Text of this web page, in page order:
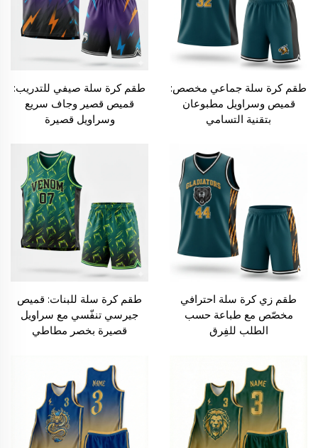
طقم كرة سلة جماعي مخصص:
قميص وسراويل مطبوعان
بتقنية التسامي
طقم كرة سلة صيفي للتدريب:
قميص قصير وجاف سريع
وسراويل قصيرة
طقم زي كرة سلة احترافي
مخصّص مع طباعة حسب
الطلب للفِرق
طقم كرة سلة للبنات: قميص
جيرسي تنفّسي مع سراويل
قصيرة بخصر مطاطي